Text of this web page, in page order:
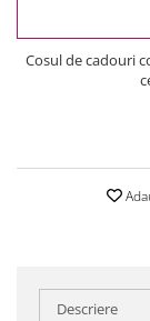
Cosul de cadouri
Descriere